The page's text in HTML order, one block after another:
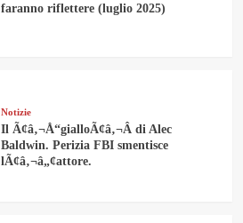
faranno riflettere (luglio 2025)
Notizie
Il Ã¢â‚¬Å“gialloÃ¢â‚¬Â di Alec
Baldwin. Perizia FBI smentisce
lÃ¢â‚¬â„¢attore.